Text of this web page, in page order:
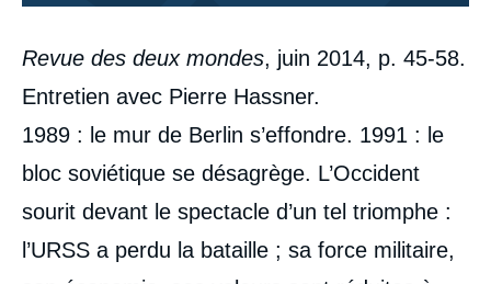
Corps
analyses
Revue des deux mondes, juin 2014, p. 45-58.
Entretien avec Pierre Hassner.
1989 : le mur de Berlin s’effondre. 1991 : le
bloc soviétique se désagrège. L’Occident
sourit devant le spectacle d’un tel triomphe :
l’URSS a perdu la bataille ; sa force militaire,